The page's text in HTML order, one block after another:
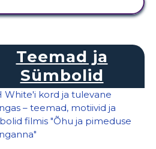
Teemad ja
Sümbolid